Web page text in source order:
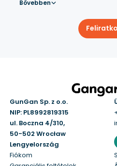
Bővebben
GunGan Sp. z o.o.
NIP: PL8992819315
ul. Boczna 4/310,
50-502 Wrocław
Lengyelország
Fiókom